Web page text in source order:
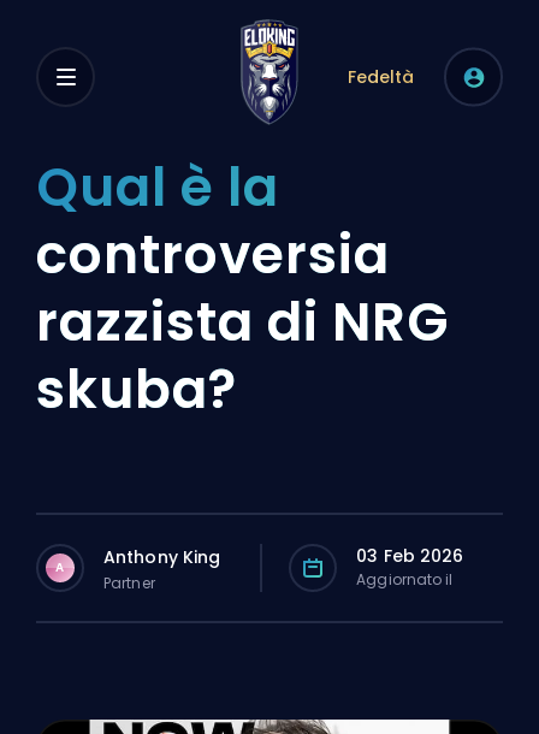
Fedeltà
Qual è la
controversia
razzista di NRG
skuba?
A Anthony King
Partner
03 Feb 2026
Aggiornato il